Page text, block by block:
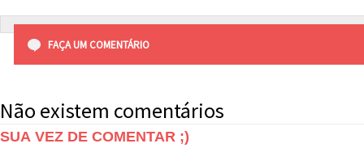
FAÇA UM COMENTÁRIO
Não existem comentários
SUA VEZ DE COMENTAR ;)